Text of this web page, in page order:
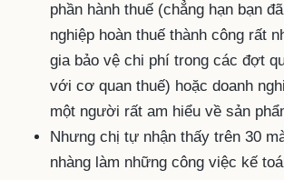
phần hành thuế (chẳng hạn bạn
nghiệp hoàn thuế thành công rất
gia bảo vệ chi phí trong các đợt
với cơ quan thuế) hoặc doanh
một người rất am hiểu về sản
Nhưng chị tự nhận thấy trên 30
nhàng làm những công việc kế